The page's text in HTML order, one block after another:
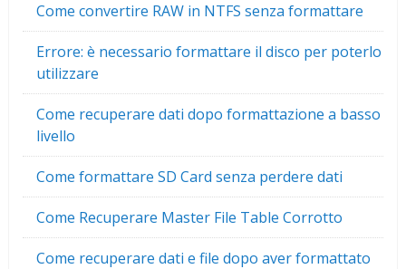
Come convertire RAW in NTFS senza formattare
Errore: è necessario formattare il disco per poterlo
utilizzare
Come recuperare dati dopo formattazione a basso
livello
Come formattare SD Card senza perdere dati
Come Recuperare Master File Table Corrotto
Come recuperare dati e file dopo aver formattato